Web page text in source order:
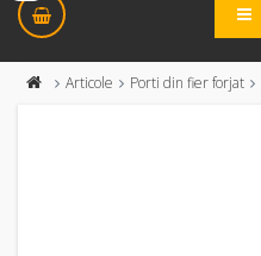
Articole Porti din fier forjat